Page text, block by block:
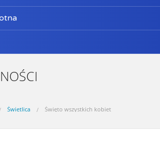
Świetlica Święto wszystkich kobiet